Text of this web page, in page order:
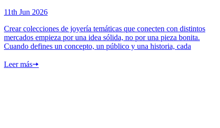
11th Jun 2026
Crear colecciones de joyería temáticas que conecten con distintos
mercados empieza por una idea sólida, no por una pieza bonita.
Cuando defines un concepto, un público y una historia, cada
Leer más🠦